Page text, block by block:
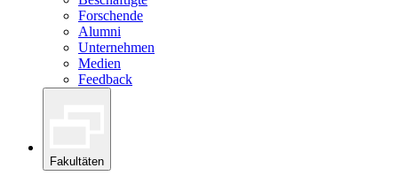
Forschende
Alumni
Unternehmen
Medien
Feedback
Fakultäten